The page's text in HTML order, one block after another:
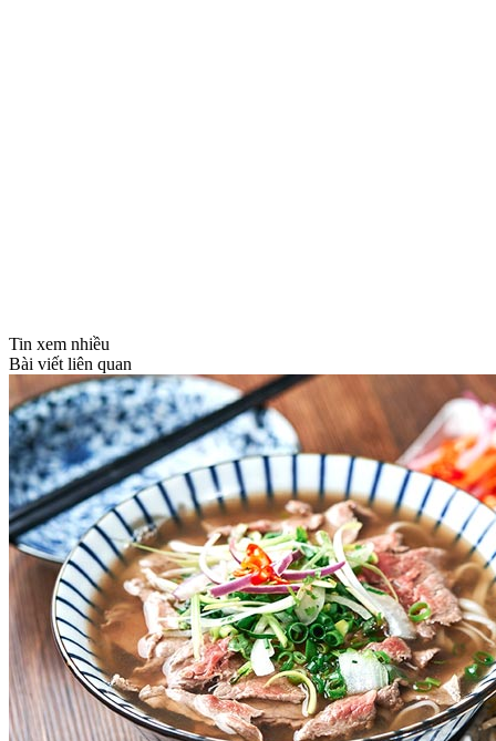
Tin xem nhiều
Bài viết liên quan